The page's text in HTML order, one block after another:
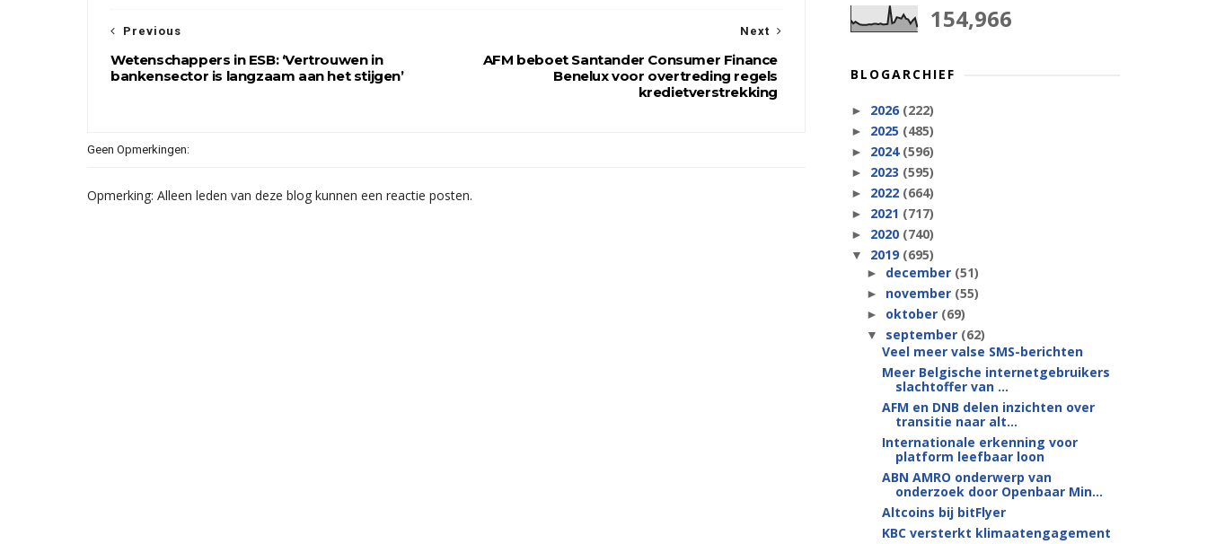
Next
AFM beboet Santander Consumer Finance
Benelux voor overtreding regels
kredietverstrekking
Previous
Wetenschappers in ESB: ‘Vertrouwen in
bankensector is langzaam aan het stijgen’
Geen Opmerkingen:
Opmerking: Alleen leden van deze blog kunnen een reactie posten.
154,966
BLOGARCHIEF
► 2026 (222)
► 2025 (485)
► 2024 (596)
► 2023 (595)
► 2022 (664)
► 2021 (717)
► 2020 (740)
▼ 2019 (695)
► december (51)
► november (55)
► oktober (69)
▼ september (62)
Veel meer valse SMS-berichten
Meer Belgische internetgebruikers
slachtoffer van ...
AFM en DNB delen inzichten over
transitie naar alt...
Internationale erkenning voor
platform leefbaar loon
ABN AMRO onderwerp van
onderzoek door Openbaar Min...
Altcoins bij bitFlyer
KBC versterkt klimaatengagement